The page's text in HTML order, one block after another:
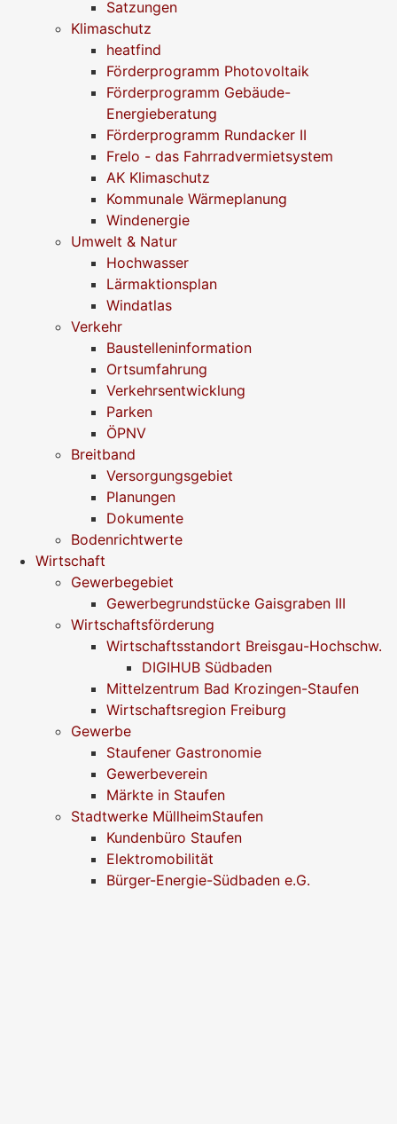
Satzungen
Klimaschutz
heatfind
Förderprogramm Photovoltaik
Förderprogramm Gebäude-
Energieberatung
Förderprogramm Rundacker II
Frelo - das Fahrradvermietsystem
AK Klimaschutz
Kommunale Wärmeplanung
Windenergie
Umwelt & Natur
Hochwasser
Lärmaktionsplan
Windatlas
Verkehr
Baustelleninformation
Ortsumfahrung
Verkehrsentwicklung
Parken
ÖPNV
Breitband
Versorgungsgebiet
Planungen
Dokumente
Bodenrichtwerte
Wirtschaft
Gewerbegebiet
Gewerbegrundstücke Gaisgraben III
Wirtschaftsförderung
Wirtschaftsstandort Breisgau-Hochschw.
DIGIHUB Südbaden
Mittelzentrum Bad Krozingen-Staufen
Wirtschaftsregion Freiburg
Gewerbe
Staufener Gastronomie
Gewerbeverein
Märkte in Staufen
Stadtwerke MüllheimStaufen
Kundenbüro Staufen
Elektromobilität
Bürger-Energie-Südbaden e.G.